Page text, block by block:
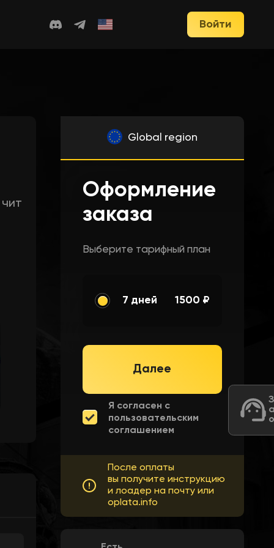
Войти
Global region
Оформление
заказа
Выберите тарифный план
7 дней 1500 ₽
Далее
Я согласен с
пользовательским
соглашением
После оплаты
вы получите инструкцию
и лоадер на почту или
oplata.info